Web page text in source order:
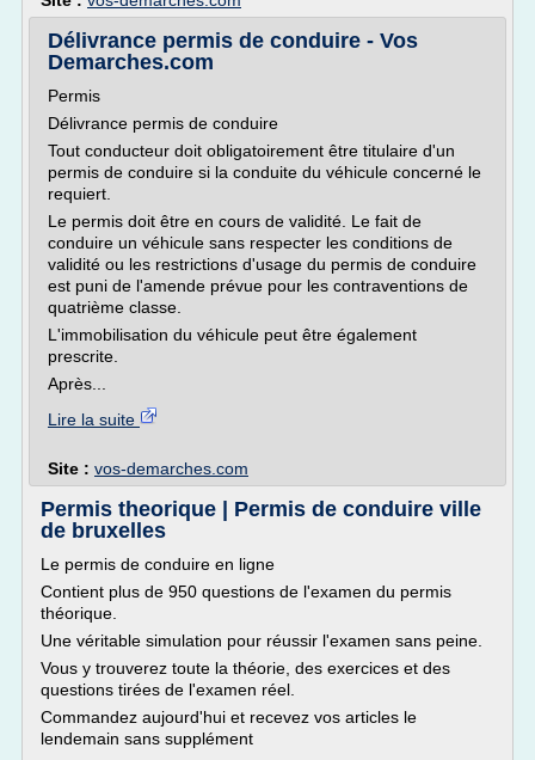
Délivrance permis de conduire - Vos
Demarches.com
Permis
Délivrance permis de conduire
Tout conducteur doit obligatoirement être titulaire d'un
permis de conduire si la conduite du véhicule concerné le
requiert.
Le permis doit être en cours de validité. Le fait de
conduire un véhicule sans respecter les conditions de
validité ou les restrictions d'usage du permis de conduire
est puni de l'amende prévue pour les contraventions de
quatrième classe.
L'immobilisation du véhicule peut être également
prescrite.
Après...
Lire la suite
Site : vos-demarches.com
Permis theorique | Permis de conduire ville
de bruxelles
Le permis de conduire en ligne
Contient plus de 950 questions de l'examen du permis
théorique.
Une véritable simulation pour réussir l'examen sans peine.
Vous y trouverez toute la théorie, des exercices et des
questions tirées de l'examen réel.
Commandez aujourd'hui et recevez vos articles le
lendemain sans supplément